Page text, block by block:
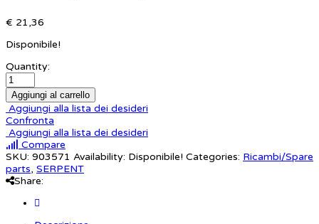
€ 21,36
Disponibile!
Quantity:
Aggiungi al carrello
Aggiungi alla lista dei desideri
Confronta
Aggiungi alla lista dei desideri
Compare
SKU: 903571 Availability: Disponibile! Categories: Ricambi/Spare
parts, SERPENT
Share: